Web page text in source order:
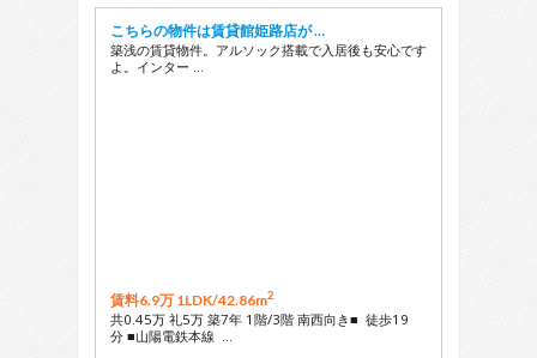
こちらの物件は賃貸館姫路店が …
築浅の賃貸物件。アルソック搭載で入居後も安心です
よ。インター …
賃料6.9万 1LDK/42.86m2
共0.45万 礼5万 築7年 1階/3階 南西向き■ 徒歩19
分 ■山陽電鉄本線 …